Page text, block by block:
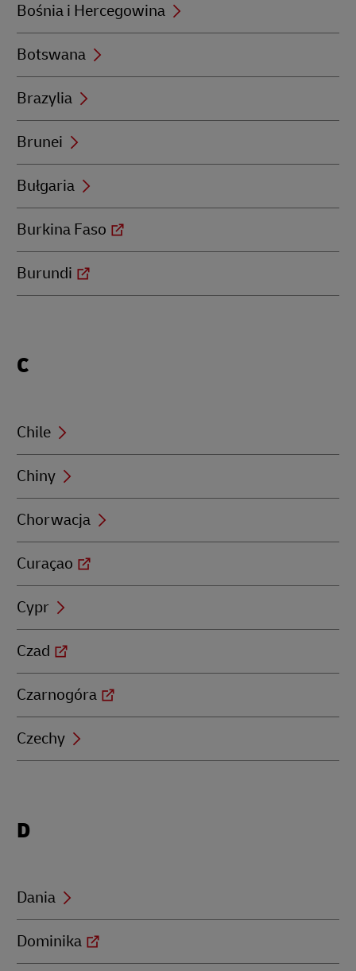
Bośnia i Hercegowina
Botswana
Brazylia
Brunei
Bułgaria
Burkina Faso
Burundi
beginning
C
Chile
Chiny
Chorwacja
Curaçao
Cypr
Czad
Czarnogóra
Czechy
beginning
D
Dania
Dominika